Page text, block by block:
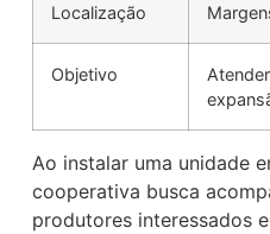
Localização
Objetivo
Ao instalar uma unidade
cooperativa busca
produtores interessados